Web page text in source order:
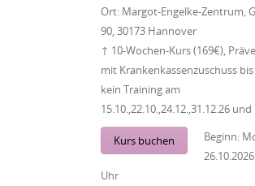
Ort: Margot-Engelke-Zentrum,
90, 30173 Hannover
↑ 10-Wochen-Kurs (169€),
mit Krankenkassenzuschuss bis
kein Training am
15.10.,22.10.,24.12.,31.12.26 und
Kurs buchen Beginn:
26.10.2026
Uhr